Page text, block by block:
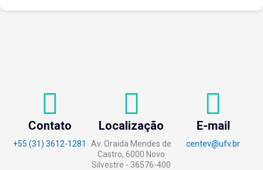
Contato
+55 (31) 3612-1281
Localização
Av. Oraida Mendes de
Castro, 6000 Novo
Silvestre - 36576-400
E-mail
centev@ufv.br